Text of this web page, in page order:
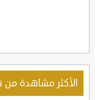
الأكثر مشاهدة